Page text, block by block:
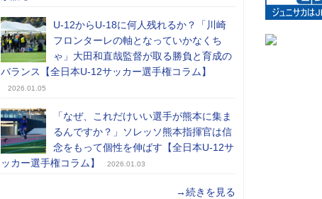
U-12からU-18に何人残れるか？「川崎
フロンターレの軸となっていかなくち
ゃ」大田和直哉監督が取る勝負と育成の
バランス【全日本U-12サッカー選手権コラム】
2026.01.05
「なぜ、これだけいい選手が熊本に集ま
るんですか？」ソレッソ熊本指揮官は信
念をもって個性を伸ばす【全日本U-12サ
ッカー選手権コラム】
2026.01.03
→続きを見る